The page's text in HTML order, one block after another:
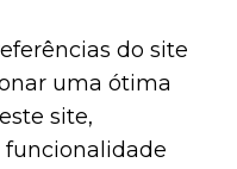
do site
uma ótima
site,
funcionalidade